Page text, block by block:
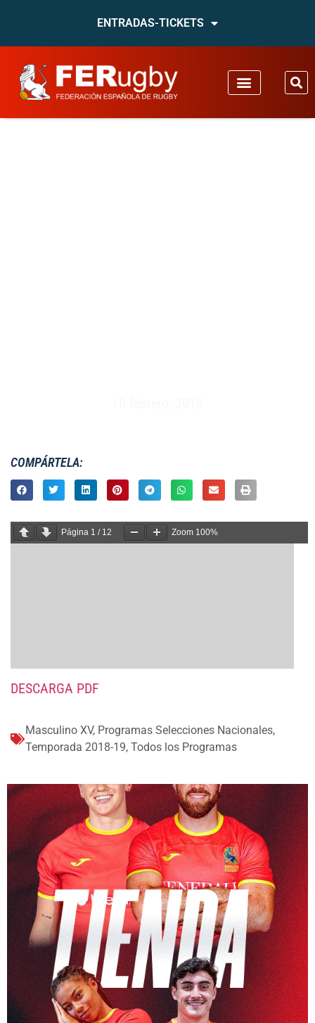
ENTRADAS-TICKETS
COMPÁRTELA:
Página 1 / 12 Zoom 100%
DESCARGA PDF
Masculino XV, Programas Selecciones Nacionales,
Temporada 2018-19, Todos los Programas